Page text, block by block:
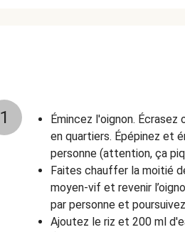
1
Émincez l'oignon.
en quartiers. Épépinez et
personne (attention, ça
Faites chauffer la moitié
moyen-vif et revenir
par personne et
Ajoutez le riz et 200 ml